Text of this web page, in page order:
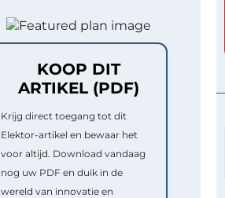
KOOP DIT
ARTIKEL (PDF)
Krijg direct toegang tot dit
Elektor-artikel en bewaar het
voor altijd. Download vandaag
nog uw PDF en duik in de
wereld van innovatie en